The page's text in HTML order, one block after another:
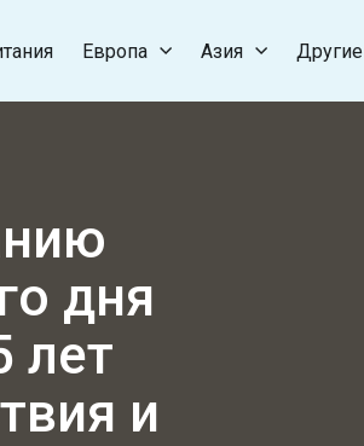
Европа Азия Другие
дня
лет
и